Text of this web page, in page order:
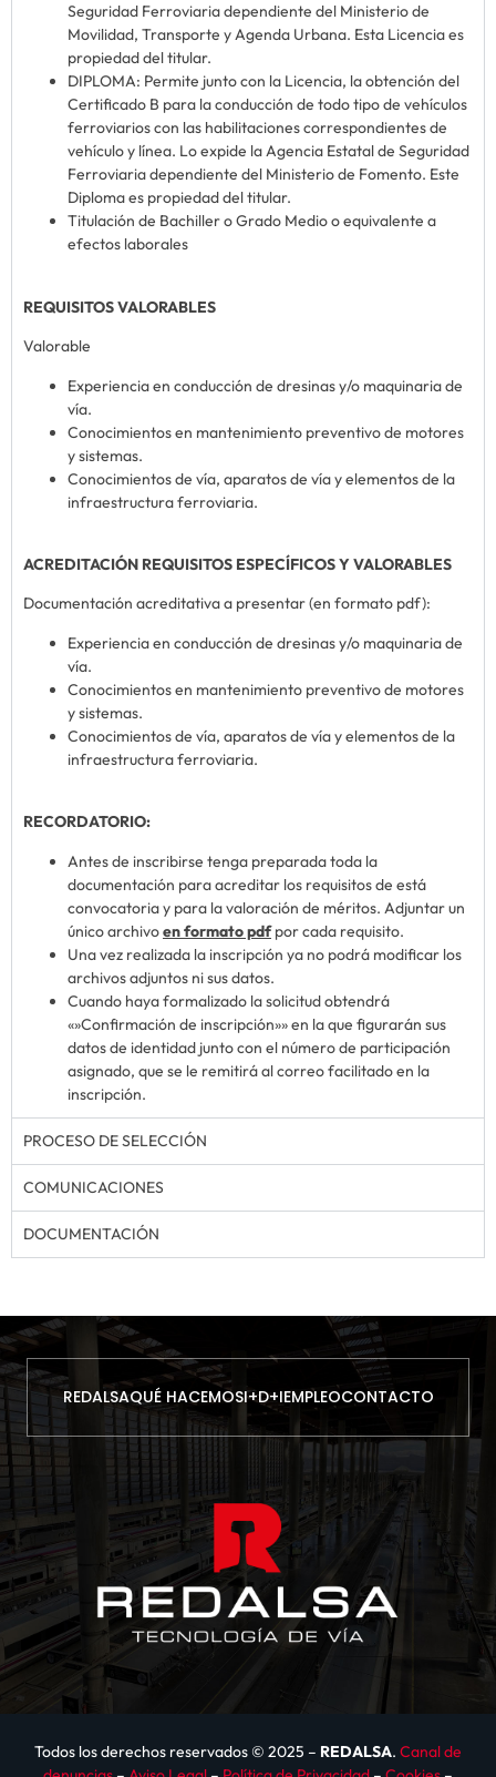
Seguridad Ferroviaria dependiente del Ministerio de
Movilidad, Transporte y Agenda Urbana. Esta Licencia es
propiedad del titular.
DIPLOMA: Permite junto con la Licencia, la obtención del
Certificado B para la conducción de todo tipo de vehículos
ferroviarios con las habilitaciones correspondientes de
vehículo y línea. Lo expide la Agencia Estatal de Seguridad
Ferroviaria dependiente del Ministerio de Fomento. Este
Diploma es propiedad del titular.
Titulación de Bachiller o Grado Medio o equivalente a
efectos laborales
REQUISITOS VALORABLES
Valorable
Experiencia en conducción de dresinas y/o maquinaria de
vía.
Conocimientos en mantenimiento preventivo de motores
y sistemas.
Conocimientos de vía, aparatos de vía y elementos de la
infraestructura ferroviaria.
ACREDITACIÓN REQUISITOS ESPECÍFICOS Y VALORABLES
Documentación acreditativa a presentar (en formato pdf):
Experiencia en conducción de dresinas y/o maquinaria de
vía.
Conocimientos en mantenimiento preventivo de motores
y sistemas.
Conocimientos de vía, aparatos de vía y elementos de la
infraestructura ferroviaria.
RECORDATORIO:
Antes de inscribirse tenga preparada toda la
documentación para acreditar los requisitos de está
convocatoria y para la valoración de méritos. Adjuntar un
único archivoen formato pdfpor cada requisito.
Una vez realizada la inscripción ya no podrá modificar los
archivos adjuntos ni sus datos.
Cuando haya formalizado la solicitud obtendrá
«»Confirmación de inscripción»» en la que figurarán sus
datos de identidad junto con el número de participación
asignado, que se le remitirá al correo facilitado en la
inscripción.
PROCESO DE SELECCIÓN
COMUNICACIONES
DOCUMENTACIÓN
REDALSAQUÉ HACEMOSI+D+IEMPLEOCONTACTO
Todos los derechos reservados © 2025 – REDALSA. Canal de